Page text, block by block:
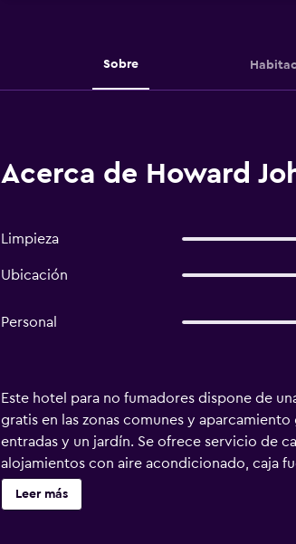
Sobre
Acerca de Howard
Limpieza
Ubicación
Personal
Este hotel para no fumadores dispone de
gratis en las zonas comunes y
entradas y un jardín. Se ofrece servicio de
alojamientos con aire acondicionado, caja
LCD de 42 pulgadas con canales por
personal gratuitos y secador de pelo. Los
Leer más